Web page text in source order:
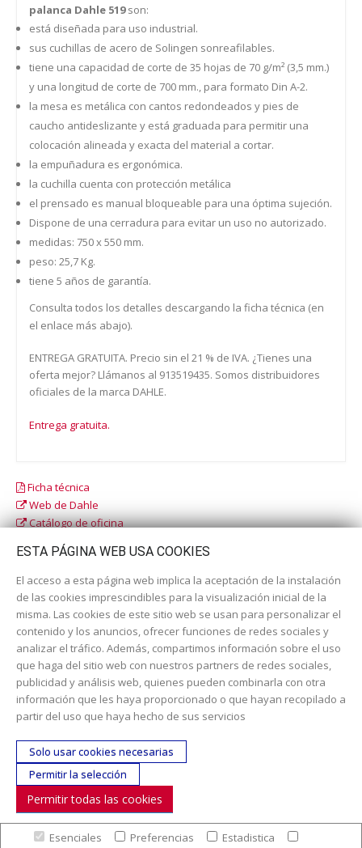
palanca Dahle 519son:
está diseñada para uso industrial.
sus cuchillas de acero de Solingen sonreafilables.
tiene una capacidad de corte de 35 hojas de 70 g/m² (3,5 mm.)
y una longitud de corte de 700 mm., para formato Din A-2.
la mesa es metálica con cantos redondeados y pies de
caucho antideslizante y está graduada para permitir una
colocación alineada y exacta del material a cortar.
la empuñadura es ergonómica.
la cuchilla cuenta con protección metálica
el prensado es manual bloqueable para una óptima sujeción.
Dispone de una cerradura para evitar un uso no autorizado.
medidas: 750 x 550 mm.
peso: 25,7 Kg.
tiene 5 años de garantía.
Consulta todos los detalles descargando la ficha técnica (en
el enlace más abajo).
ENTREGA GRATUITA. Precio sin el 21 % de IVA. ¿Tienes una
oferta mejor? Llámanos al 913519435. Somos distribuidores
oficiales de la marca DAHLE.
Entrega gratuita.
Ficha técnica
Web de Dahle
Catálogo de oficina
Catálogo escolar
Dirección:c/ Cercedilla nº 14, 28925 Alcorcón
Email:contacta aquí
Teléfono:913519435
SÍGUENOS
ESTA PÁGINA WEB USA COOKIES
El acceso a esta página web implica la aceptación de la instalación
de las cookies imprescindibles para la visualización inicial de la
misma. Las cookies de este sitio web se usan para personalizar el
contenido y los anuncios, ofrecer funciones de redes sociales y
analizar el tráfico. Además, compartimos información sobre el uso
que haga del sitio web con nuestros partners de redes sociales,
publicidad y análisis web, quienes pueden combinarla con otra
información que les haya proporcionado o que hayan recopilado a
partir del uso que haya hecho de sus servicios
Solo usar cookies necesarias
Permitir la selección
Permitir todas las cookies
Esenciales Preferencias Estadistica